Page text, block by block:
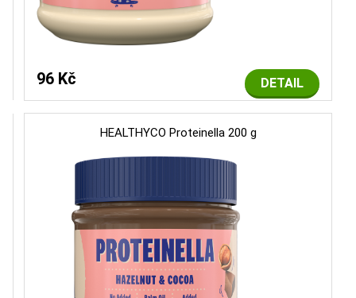
DETAIL
96 Kč
HEALTHYCO Proteinella 200 g